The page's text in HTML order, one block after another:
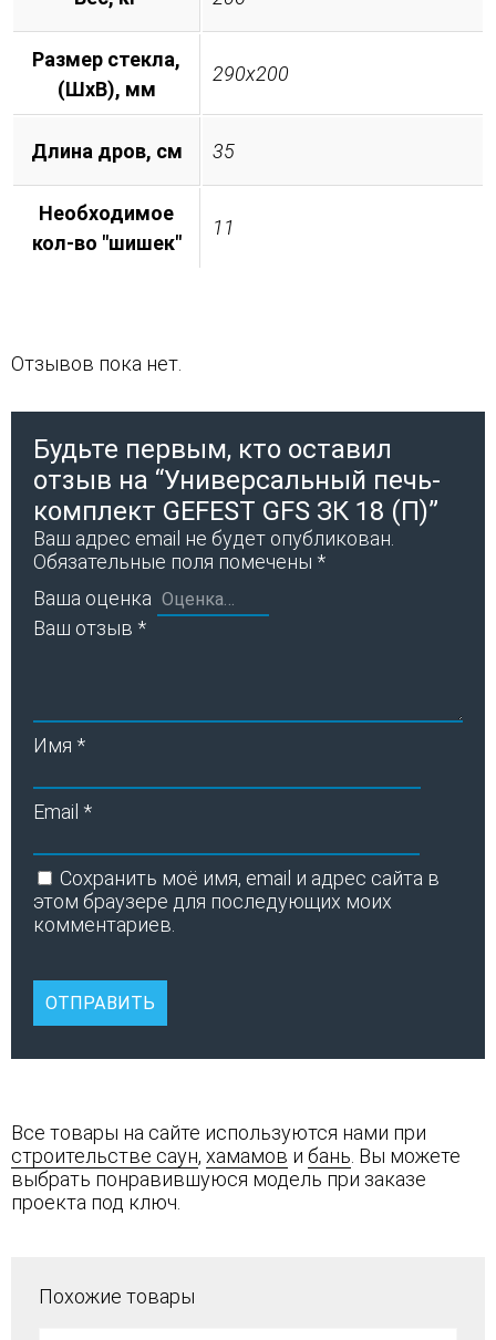
Размер стекла,
(ШхВ), мм
290х200
Длина дров, см 35
Необходимое
кол-во "шишек"
11
Отзывов пока нет.
Будьте первым, кто оставил
отзыв на “Универсальный печь-
комплект GEFEST GFS ЗК 18 (П)”
Ваш адрес email не будет опубликован.
Обязательные поля помечены *
Ваша оценка
Ваш отзыв *
Имя *
Email *
Сохранить моё имя, email и адрес сайта в
этом браузере для последующих моих
комментариев.
Все товары на сайте используются нами при
строительстве саун, хамамов и бань . Вы можете
выбрать понравившуюся модель при заказе
проекта под ключ.
Похожие товары